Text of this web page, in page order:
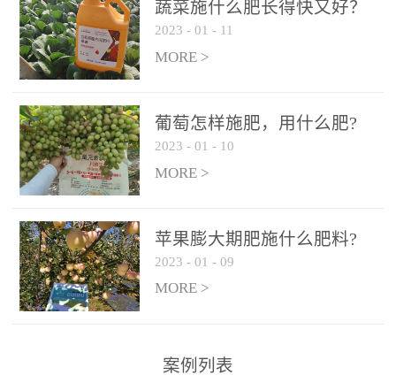
合大量元素水溶肥一起使
用，促使果实膨大，果肉
饱满，品质好，果、枝健
后期∶冲施、滴灌2.5-5kg/
亩/次配合大量元素水溶肥
一起使用，果实转色均
匀，口感好，糖度提高，
预防枝叶早衰。5、叶面喷
施︰浓度800-1500倍（1-
6kg/公顷，间隔10-14天一
次，喷1-3次。
合大量元素水溶肥一起使
后期∶冲施、滴灌2.5-5kg/
亩/次配合大量元素水溶肥
施︰浓度800-1500倍（1-
蔬菜施什么肥长得快又好？
2023 - 01 - 11
MORE >
葡萄怎样施肥，用什么肥?
2023 - 01 - 10
MORE >
苹果膨大期肥施什么肥料?
2023 - 01 - 09
MORE >
案例列表